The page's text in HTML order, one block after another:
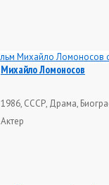
Михайло Ломоносов
1986, СССР, Драма,
Актер